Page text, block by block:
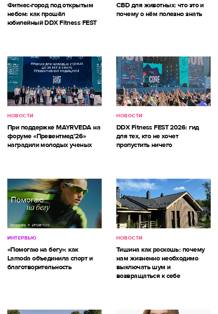
Фитнес-город под открытым
небом: как прошёл
юбилейный DDX Fitness FEST
CBD для животных: что это и
почему о нём полезно знать
НОВОСТИ
При поддержке MAYRVEDA на
форуме «Превентмед’26»
наградили молодых ученых
НОВОСТИ
DDX Fitness FEST 2026: гид
для тех, кто не хочет
пропустить ничего
ИНТЕРВЬЮ
«Помогаю на бегу»: как
Lamoda объединила спорт и
благотворительность
НОВОСТИ
Тишина как роскошь: почему
нам жизненно необходимо
выключать шум и
возвращаться к себе